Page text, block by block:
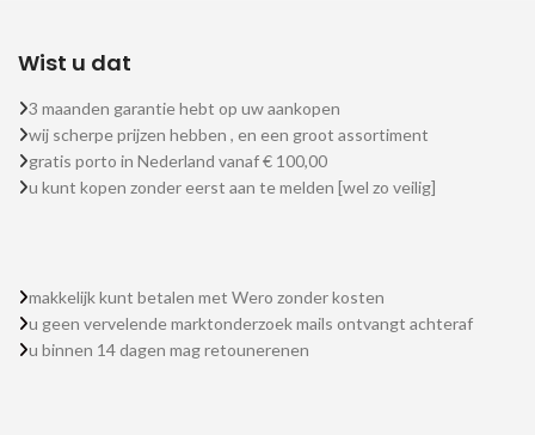
Wist u dat
3 maanden garantie hebt op uw aankopen
wij scherpe prijzen hebben , en een groot assortiment
gratis porto in Nederland vanaf € 100,00
u kunt kopen zonder eerst aan te melden [wel zo veilig]
makkelijk kunt betalen met Wero zonder kosten
u geen vervelende marktonderzoek mails ontvangt achteraf
u binnen 14 dagen mag retounerenen